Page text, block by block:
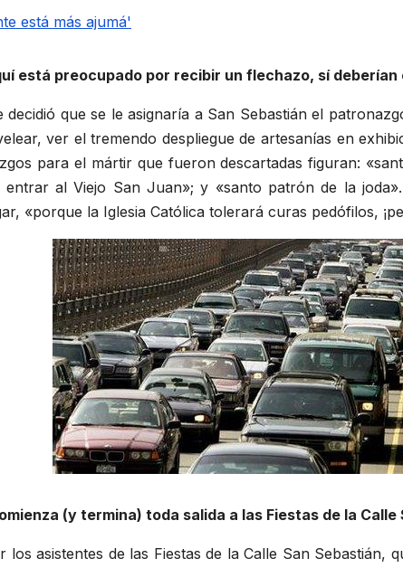
está preocupado por recibir un flechazo, sí
que se le asignaría a San Sebastián el
ver el tremendo despliegue de artesanías en
para el mártir que fueron descartadas figuran:
al Viejo San Juan»; y «santo patrón de la
«porque la Iglesia Católica tolerará curas pedófilos,
(y termina) toda salida a las Fiestas de la Calle
asistentes de las Fiestas de la Calle San Sebastián,